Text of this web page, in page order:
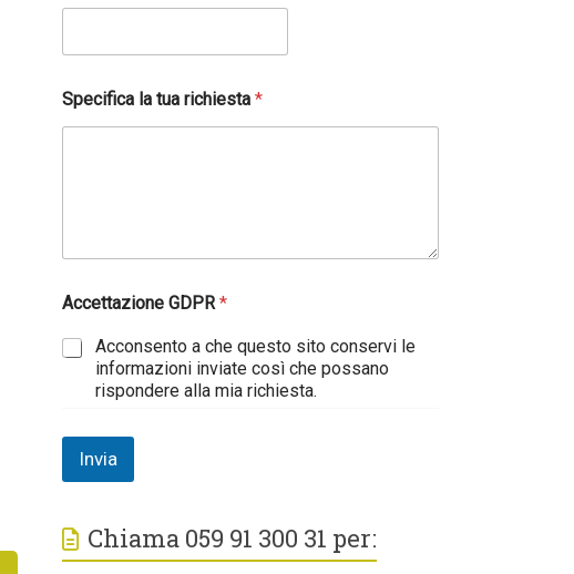
Specifica la tua richiesta*
Accettazione GDPR*
Acconsento a che questo sito conservi le
informazioni inviate così che possano
rispondere alla mia richiesta.
Invia
Chiama 059 91 300 31 per: